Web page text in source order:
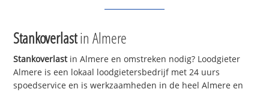
Stankoverlastin Almere
Stankoverlastin Almere en omstreken nodig? Loodgieter
Almere is een lokaal loodgietersbedrijf met 24 uurs
spoedservice en is werkzaamheden in de heel Almere en